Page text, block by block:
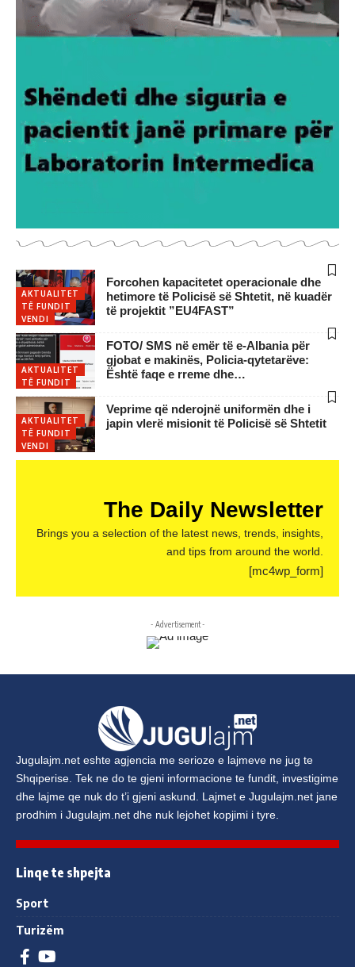
AKTUALITET
TË FUNDIT
VENDI
Forcohen kapacitetet operacionale dhe
hetimore të Policisë së Shtetit, në kuadër
të projektit ”EU4FAST”
AKTUALITET
TË FUNDIT
FOTO/ SMS në emër të e-Albania për
gjobat e makinës, Policia-qytetarëve:
Është faqe e rreme dhe…
AKTUALITET
TË FUNDIT
VENDI
Veprime që nderojnë uniformën dhe i
japin vlerë misionit të Policisë së Shtetit
The Daily Newsletter
Brings you a selection of the latest news, trends, insights,
and tips from around the world.
[mc4wp_form]
- Advertisement -
Jugulajm.net eshte agjencia me serioze e lajmeve ne jug te
Shqiperise. Tek ne do te gjeni informacione te fundit, investigime
dhe lajme qe nuk do t’i gjeni askund. Lajmet e Jugulajm.net jane
prodhim i Jugulajm.net dhe nuk lejohet kopjimi i tyre.
Linqe te shpejta
Sport
Turizëm